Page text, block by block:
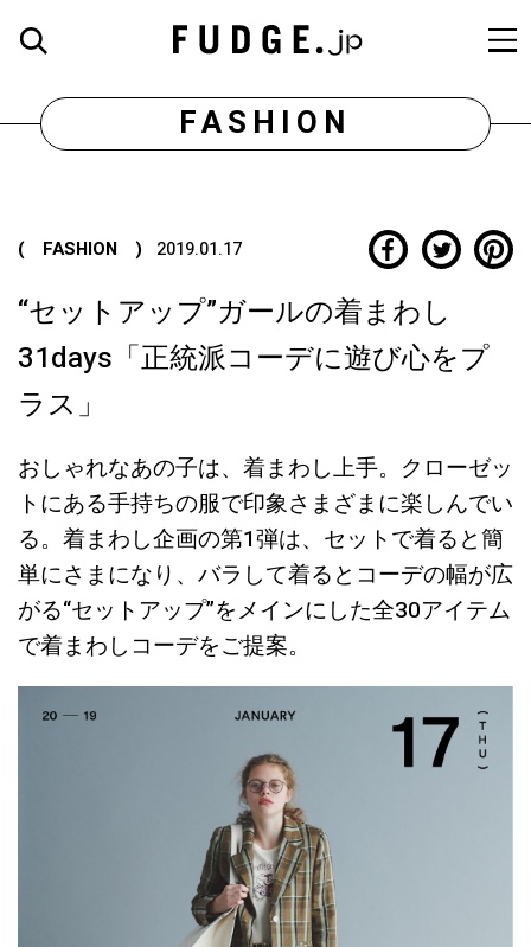
FASHION
( FASHION ) 2019.01.17
“セットアップ”ガールの着まわし
31days「正統派コーデに遊び心をプ
ラス」
おしゃれなあの子は、着まわし上手。クローゼッ
トにある手持ちの服で印象さまざまに楽しんでい
る。着まわし企画の第1弾は、セットで着ると簡
単にさまになり、バラして着るとコーデの幅が広
がる“セットアップ”をメインにした全30アイテム
で着まわしコーデをご提案。